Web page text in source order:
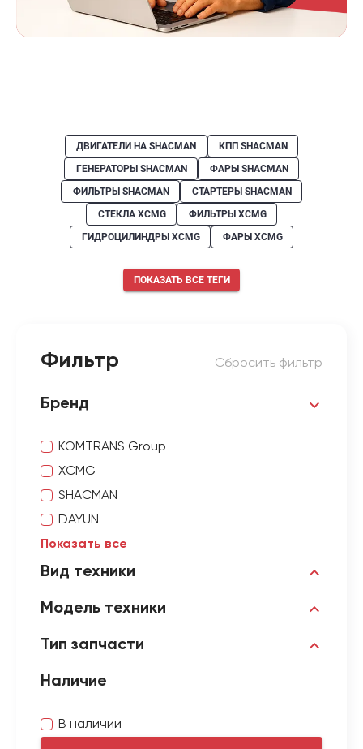
ДВИГАТЕЛИ НА SHACMAN
КПП SHACMAN
ГЕНЕРАТОРЫ SHACMAN
ФАРЫ SHACMAN
ФИЛЬТРЫ SHACMAN
СТАРТЕРЫ SHACMAN
СТЕКЛА XCMG
ФИЛЬТРЫ XCMG
ГИДРОЦИЛИНДРЫ XCMG
ФАРЫ XCMG
ПОКАЗАТЬ ВСЕ ТЕГИ
Фильтр Сбросить фильтр
Бренд
KOMTRANS Group
XCMG
SHACMAN
DAYUN
Показать все
Вид техники
Модель техники
Тип запчасти
Наличие
В наличии